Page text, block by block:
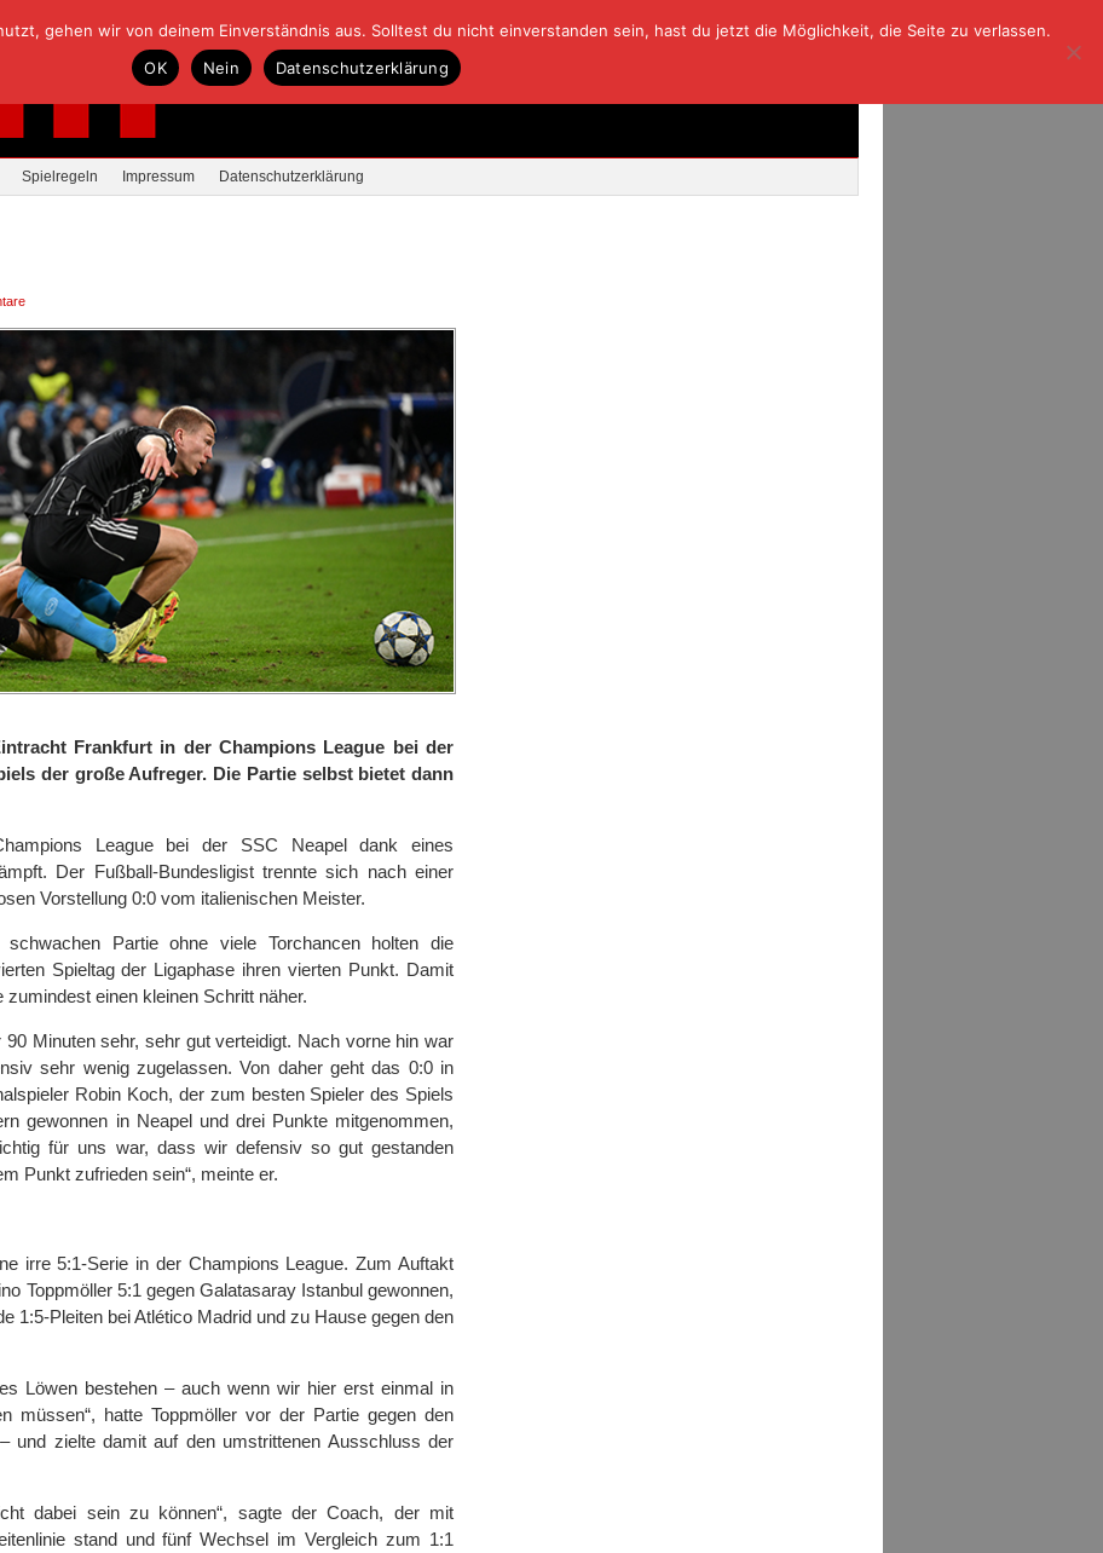
Spielregeln Impressum Datenschutzerklärung
Frankfurt in der Champions League bei der
der große Aufreger. Die Partie selbst bietet dann
League bei der SSC Neapel dank eines
Der Fußball-Bundesligist trennte sich nach einer
Vorstellung 0:0 vom italienischen Meister.
Partie ohne viele Torchancen holten die
Spieltag der Ligaphase ihren vierten Punkt. Damit
einen kleinen Schritt näher.
Minuten sehr, sehr gut verteidigt. Nach vorne hin war
sehr wenig zugelassen. Von daher geht das 0:0 in
Robin Koch, der zum besten Spieler des Spiels
gewonnen in Neapel und drei Punkte mitgenommen,
für uns war, dass wir defensiv so gut gestanden
Punkt zufrieden sein“, meinte er.
irre 5:1-Serie in der Champions League. Zum Auftakt
Toppmöller 5:1 gegen Galatasaray Istanbul gewonnen,
1:5-Pleiten bei Atlético Madrid und zu Hause gegen den
Löwen bestehen – auch wenn wir hier erst einmal in
müssen“, hatte Toppmöller vor der Partie gegen den
und zielte damit auf den umstrittenen Ausschluss der
dabei sein zu können“, sagte der Coach, der mit
stand und fünf Wechsel im Vergleich zum 1:1
gehen wir von deinem Einverständnis aus. Solltest du nicht einverstanden sein, hast du jetzt die Möglichkeit, die Seite zu verlassen.
OK
Nein Datenschutzerklärung